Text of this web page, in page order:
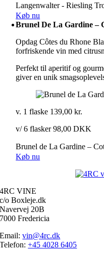
Langenwalter - Riesling
Køb nu
Brunel De La Gardine –
Opdag Côtes du Rhone
forfriskende vin med
Perfekt til aperitif og
giver en unik
v. 1 flaske 139,00kr.
v/ 6 flasker 98,00 DKK
Brunel de La Gardine –
Køb nu
4RC VINE
c/o Boxleje.dk
Navervej 20B
7000 Fredericia
Email:vin@4rc.dk
Telefon:+45 4028 6405